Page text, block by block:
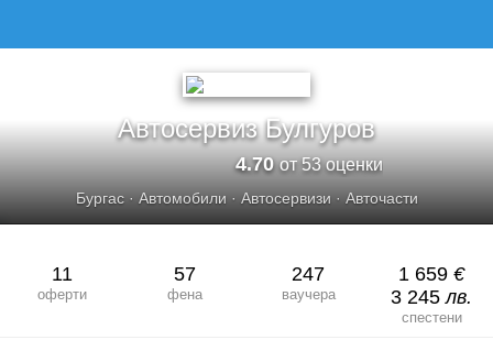
Автосервиз Булгуров
4.70от 53 оценки
Бургас·Автомобили·Автосервизи·Авточасти
11
оферти
57
фена
247
ваучера
1 659 €
3 245лв.
спестени